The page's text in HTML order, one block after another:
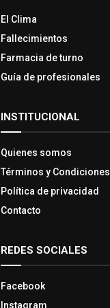
El Clima
Fallecimientos
Farmacia de turno
Guía de profesionales
INSTITUCIONAL
Quienes somos
Términos y Condiciones
Política de privacidad
Contacto
REDES SOCIALES
Facebook
Instagram